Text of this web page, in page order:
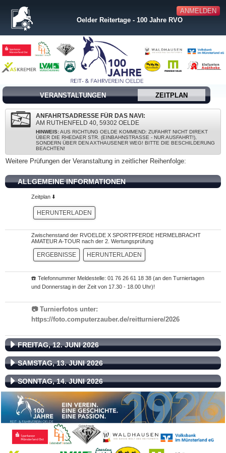
ANMELDEN
Oelder Reitertage - 100 Jahre RVO
VERANSTALTUNGEN ZEITPLAN
ANFAHRTSADRESSE FÜR DAS NAVI:
AM RUTHENFELD 40, 59302 OELDE
HINWEIS:AUS RICHTUNG OELDE KOMMEND: ZUFAHRT NICHT DIREKT
ÜBER DIE RHEDAER STR. (EINBAHNSTRASSE - NUR AUSFAHRT!), S
ONDERN ÜBER DEN AXTHAUSENER WEG! BITTE DIE BESCHILDERUNG B
EACHTEN!
Weitere Prüfungen der Veranstaltung in zeitlicher Reihenfolge:
ALLGEMEINE INFORMATIONEN
Zeitplan ⬇️
HERUNTERLADEN
Zwischenstand der RVOELDE X SPORTPFERDE HERMELBRACHT
AMATEUR A-TOUR nach der 2. Wertungsprüfung
ERGEBNISSE HERUNTERLADEN
☎️ Telefonnummer Meldestelle: 01 76 26 61 18 38 (an den Turniertagen
und Donnerstag in der Zeit von 17.30 - 18.00 Uhr)!
📷 Turnierfotos unter:
https://foto.computerzauber.de/reitturniere/2026
FREITAG, 12. JUNI 2026
SAMSTAG, 13. JUNI 2026
SONNTAG, 14. JUNI 2026